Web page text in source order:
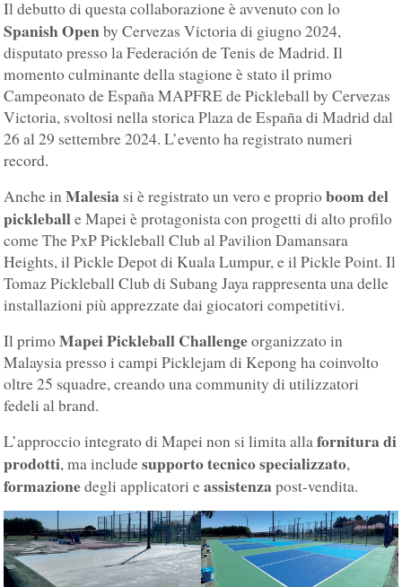
Il debutto di questa collaborazione è avvenuto con lo
Spanish Openby Cervezas Victoria di giugno 2024,
disputato presso la Federación de Tenis de Madrid. Il
momento culminante della stagione è stato il primo
Campeonato de España MAPFRE de Pickleball by Cervezas
Victoria, svoltosi nella storica Plaza de España di Madrid dal
26 al 29 settembre 2024. L’evento ha registrato numeri
record.
Anche inMalesia si è registrato un vero e proprioboom del
pickleballe Mapei è protagonista con progetti di alto profilo
come The PxP Pickleball Club al Pavilion Damansara
Heights, il Pickle Depot di Kuala Lumpur, e il Pickle Point. Il
Tomaz Pickleball Club di Subang Jaya rappresenta una delle
installazioni più apprezzate dai giocatori competitivi.
Il primoMapei Pickleball Challengeorganizzato in
Malaysia presso i campi Picklejam di Kepong ha coinvolto
oltre 25 squadre, creando una community di utilizzatori
fedeli al brand.
L’approccio integrato di Mapei non si limita allafornitura di
prodotti, ma includesupporto tecnico specializzato,
formazionedegli applicatori eassistenzapost-vendita.